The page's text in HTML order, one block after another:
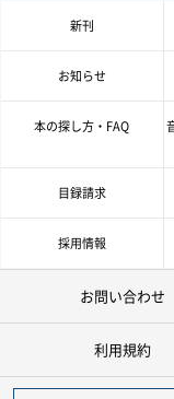
情報を入力、
言 語
ジャンル
シリーズ
新刊
お知らせ
本の探し方・FAQ
目録請求
採用情報
お問い合わせ
利用規約